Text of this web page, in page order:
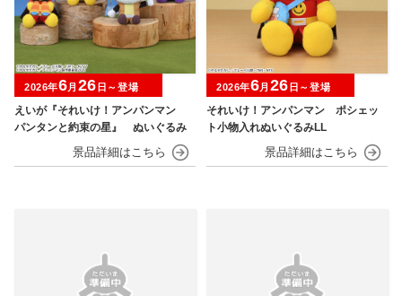
えいが『それいけ！アンパンマン
パンタンと約束の星』 ぬいぐるみ
2026年6月 26 日～登場
それいけ！アンパンマン ポシェッ
ト小物入れぬいぐるみLL
2026年6月 26 日～登場